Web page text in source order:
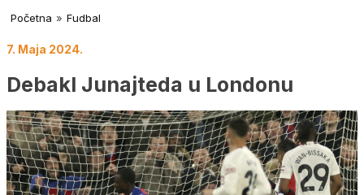
Početna » Fudbal
7. Maja 2024.
Debakl Junajteda u Londonu